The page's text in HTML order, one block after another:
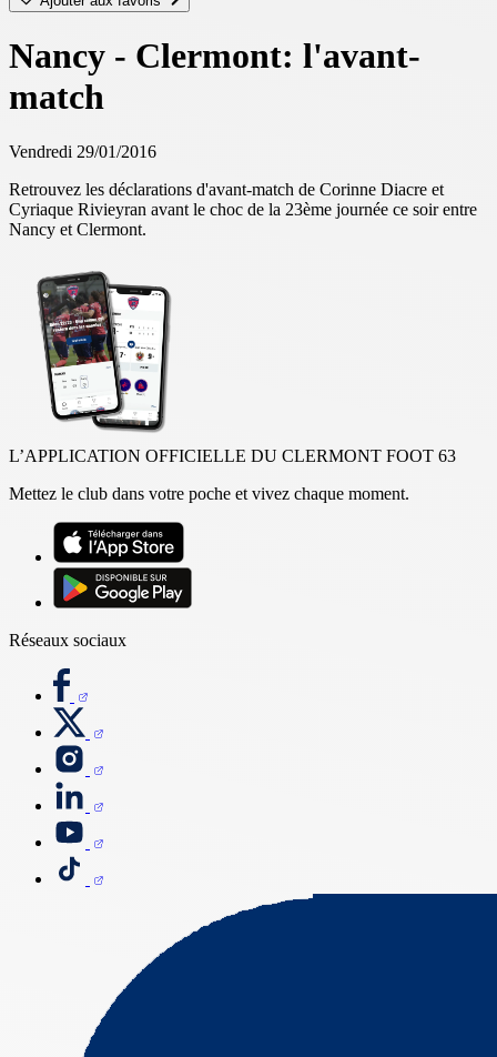
Nancy - Clermont: l'avant-
match
Vendredi 29/01/2016
Retrouvez les déclarations d'avant-match de Corinne Diacre et
Cyriaque Rivieyran avant le choc de la 23ème journée ce soir entre
Nancy et Clermont.
L’APPLICATION OFFICIELLE DU CLERMONT FOOT 63
Mettez le club dans votre poche et vivez chaque moment.
Réseaux sociaux